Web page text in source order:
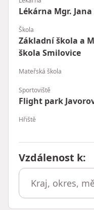
Lékárna Mgr.
Škola
Základní škola a
škola Smilovice
Mateřská škola
Sportoviště
Flight park
Hřiště
Vzdálenost k: